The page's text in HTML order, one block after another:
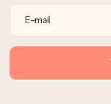
Er fakturaen sendt
Ingen faktura sendes
fakturaen i
MySurprise-konto. Det
direkte til modtageren,
overraskelse!